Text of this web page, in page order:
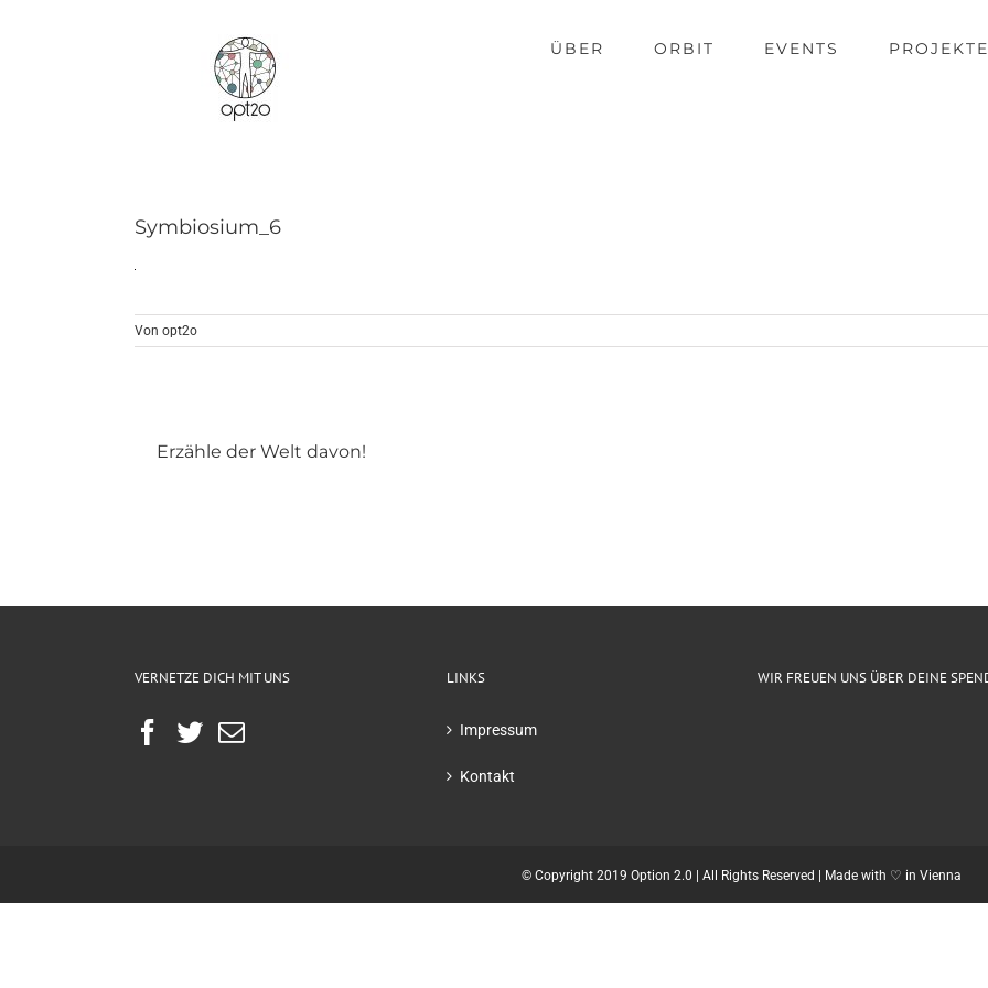
ÜBER ORBIT EVENTS PROJEKTE
Symbiosium_6
Von opt2o
Erzähle der Welt davon!
VERNETZE DICH MIT UNS LINKS
Impressum
Kontakt
WIR FREUEN UNS ÜBER DEINE
© Copyright 2019 Option 2.0 | All Rights Reserved | Made with ♡ in Vienna